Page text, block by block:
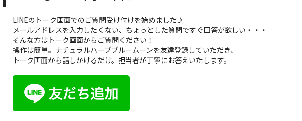
LINEのトーク画面でのご質問受け付けを始めました♪
メールアドレスを入力したくない、ちょっとした質問ですぐ回答が欲しい・・・
そんな方はトーク画面からご質問ください！
操作は簡単。ナチュラルハーブブルームーンを友達登録していただき、
トーク画面から話しかけるだけ。担当者が丁寧にお答えいたします。